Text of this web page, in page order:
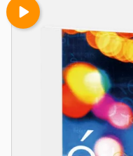
play_arrow